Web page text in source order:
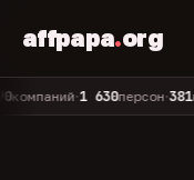
affpapa.org
•1 630персон•381